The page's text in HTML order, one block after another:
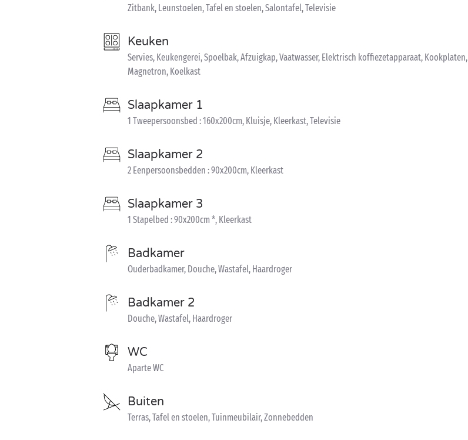
Zitbank, Leunstoelen, Tafel en stoelen, Salontafel, Televisie
Keuken
Servies, Keukengerei, Spoelbak, Afzuigkap, Vaatwasser, Elektrisch koffiezetapparaat, Kookplaten,
Magnetron, Koelkast
Slaapkamer 1
1 Tweepersoonsbed : 160x200cm, Kluisje, Kleerkast, Televisie
Slaapkamer 2
2 Eenpersoonsbedden : 90x200cm, Kleerkast
Slaapkamer 3
1 Stapelbed : 90x200cm *, Kleerkast
Badkamer
Ouderbadkamer, Douche, Wastafel, Haardroger
Badkamer 2
Douche, Wastafel, Haardroger
WC
Aparte WC
Buiten
Terras, Tafel en stoelen, Tuinmeubilair, Zonnebedden